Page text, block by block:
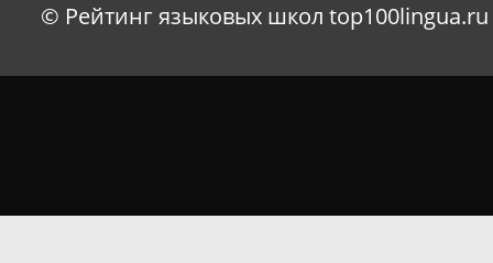
© Рейтинг языковых школ top100lingua.ru